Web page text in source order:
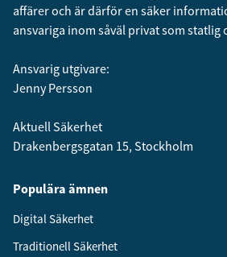
affärer och är därför en säker
ansvariga inom såväl privat som statlig
Ansvarig utgivare:
Jenny Persson
Aktuell Säkerhet
Drakenbergsgatan 15, Stockholm
Populära ämnen
Digital Säkerhet
Traditionell Säkerhet